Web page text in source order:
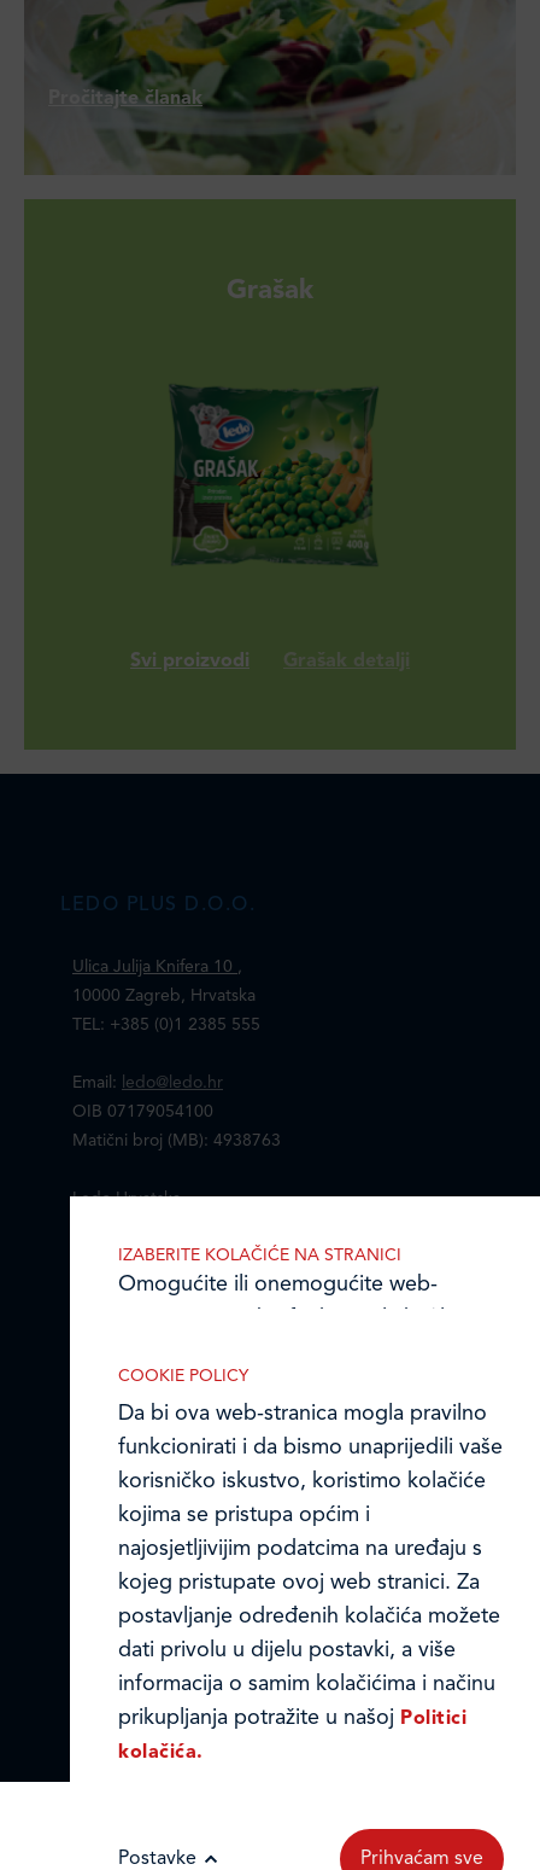
Pročitajte članak
Grašak
Svi proizvodi Grašak detalji
LEDO PLUS D.O.O.
Ulica Julija Knifera 10 ,
10000 Zagreb, Hrvatska
TEL: +385 (0)1 2385 555
Email:
ledo@ledo.hr
OIB 07179054100
Matični broj (MB): 4938763
Ledo Hrvatska
Prodajni centri
Online formular
Privacy notice and Cookies
© LEDO plus d.o.o. 2026.
COOKIE POLICY
Da bi ova web-stranica mogla pravilno
funkcionirati i da bismo unaprijedili vaše
korisničko iskustvo, koristimo kolačiće
kojima se pristupa općim i
najosjetljivijim podatcima na uređaju s
kojeg pristupate ovoj web stranici. Za
postavljanje određenih kolačića možete
dati privolu u dijelu postavki, a više
informacija o samim kolačićima i načinu
prikupljanja potražite u našoj Politici
kolačića.
IZABERITE KOLAČIĆE NA STRANICI
Omogućite ili onemogućite web-
Nužni (tehnički) kolačići
Nužni kolačići omogućuju osnovne
funkcionalnosti. Bez ovih kolačića, web-
stranica ne može pravilno funkcionirati,
a isključiti ih možete mijenjanjem
postavki u svome web-pregledniku.
Postavke
Prihvaćam sve